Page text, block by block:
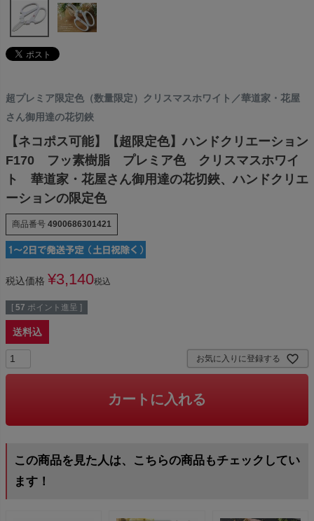
超プレミア限定色（数量限定）クリスマスホワイト／華道家・花屋
さん御用達の花切鋏
【ネコポス可能】【超限定色】ハンドクリエーション
F170 フッ素樹脂 プレミア色 クリスマスホワイ
ト 華道家・花屋さん御用達の花切鋏、ハンドクリエ
ーションの限定色
商品番号 4900686301421
税込価格 ¥3,140税込
[ 57 ポイント進呈 ]
送料込
お気に入りに登録する
カートに入れる
この商品を見た人は、こちらの商品もチェックしてい
ます！